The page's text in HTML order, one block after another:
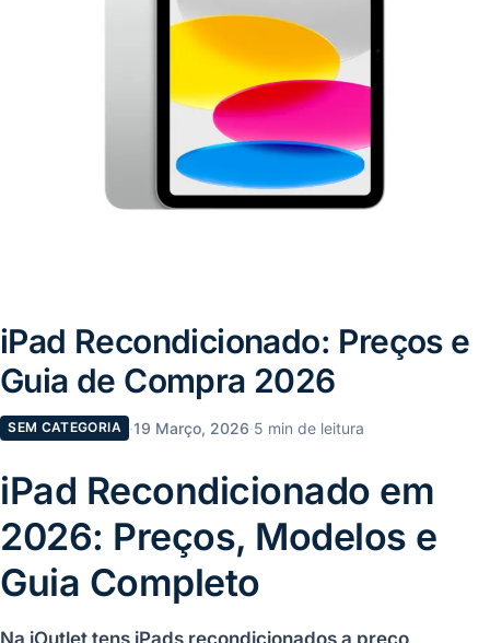
iPad Recondicionado: Preços e
Guia de Compra 2026
SEM CATEGORIA ·19 Março, 2026·5 min de leitura
iPad Recondicionado em
2026: Preços, Modelos e
Guia Completo
Na iOutlet tens iPads recondicionados a preço